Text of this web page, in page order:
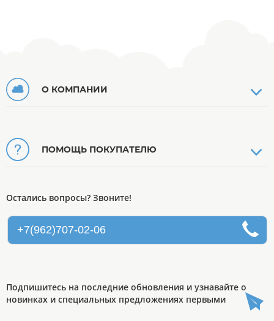
О КОМПАНИИ
ПОМОЩЬ ПОКУПАТЕЛЮ
Остались вопросы? Звоните!
+7(962)707-02-06
Подпишитесь на последние обновления и узнавайте о
новинках и специальных предложениях первыми